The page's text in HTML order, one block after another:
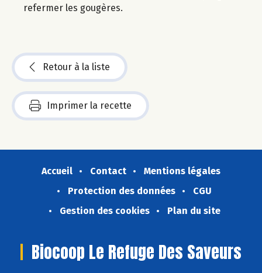
refermer les gougères.
Retour à la liste
Imprimer la recette
Accueil Contact
Mentions légales
Protection des données
CGU
Gestion des cookies
Plan du site
Biocoop Le Refuge Des Saveurs